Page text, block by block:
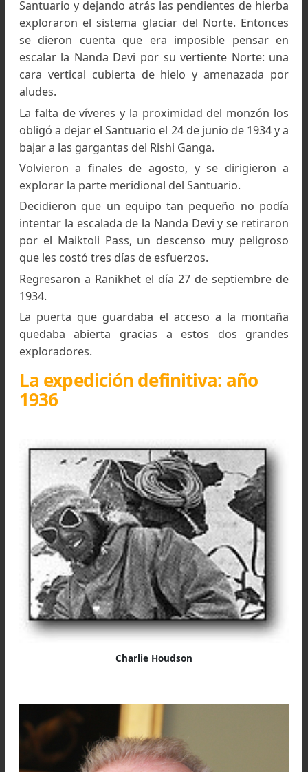
Eric Earle Shipton en el Everest, 1951. Foto:
www.v-publishing.co.uk
Este último tardó mucho en regresar, y
Shipton temía que su compañero se
accidentado, regresó éste casi de noche,
haber encontrado el medio de dominar el Pisgah.
Al otro día todo el equipo repitió la ascensión
Tilman, izando las cargas por la muralla del
y bajando por el otro lado para acampar
mismo Santuario.
Pionero escalador Bill Tillman. Foto:
www.pinterest.com
El pequeño grupo pasó tres semanas en
se dieron cuenta que era imposible pensar
escalar la Nanda Devi por su vertiente Norte:
cara vertical cubierta de hielo y amenazada